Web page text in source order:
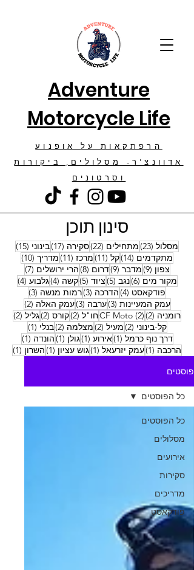
Adventure
Motorcycle Life
הרפתקאות על אופנוע
אדוונצ'ר- מסלולים, ביקורות
וסרטונים
סינון תוכן
מסלול (23) 23 פוסטים
מתחילים (22) 22 פוסטים
סקירה (17) 17 פוסטים
בינוני (15)
15 פוסטים
מתקדמים (14) 14 פוסטים
קל (11) 11 פוסטים
מרכז (11) 11 פוסטים
מדריך (10)
10 פוסטים
צפון (9) 9 פוסטיםמדבר (9) 9 פוסטיםדרום (8) 8 פוסטיםהרי ירושלים (7) 7 פוסטים
מקור מים (6) 6 פוסטיםנגב (5) 5 פוסטיםציוד (5) 5 פוסטיםקשה (4) 4 פוסטיםגלבוע (4) 4 פוסטים
פודקאסט (4) 4 פוסטיםהדרכה (3) 3 פוסטיםרמות מנשה (3) 3 פוסטים
עמק המעיינות (3) 3 פוסטיםערבה (3) 3 פוסטיםעמק האלה (2) 2 פוסטים
רומניה (2) 2 פוסטים CF Moto (2) 2 פוסטיםחו"ל (2) 2 פוסטיםקורס (2) 2 פוסטיםגליל (2) 2 פוסטים
קל-בינוני (2) 2 פוסטיםמעיל (2) 2 פוסטיםמצלמה (2) 2 פוסטיםבנלי (1) פוסט 1
דרך נוף כרמל (1) פוסט 1
אירוע (1) פוסט 1
גולן (1) פוסט 1
הונדה (1) פוסט 1
הרכבה (1) פוסט 1
עמק יזרעאל (1) פוסט 1
גוש עציון (1) פוסט 1
השרון (1)
פוסטים
כל הפוסטים
מסלולים
אירועים
סקירות
מדריכים
פודקאסט
כל הפוסטים